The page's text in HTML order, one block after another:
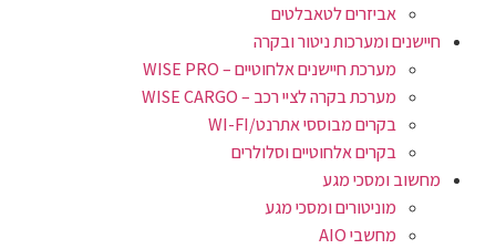
אביזרים לטאבלטים
חיישנים ומערכות ניטור ובקרה
מערכת חיישנים אלחוטיים – WISE PRO
מערכת בקרה לציי רכב – WISE CARGO
בקרים מבוססי אתרנט/WI-FI
בקרים אלחוטיים וסלולרים
מחשוב ומסכי מגע
מוניטורים ומסכי מגע
מחשבי AIO